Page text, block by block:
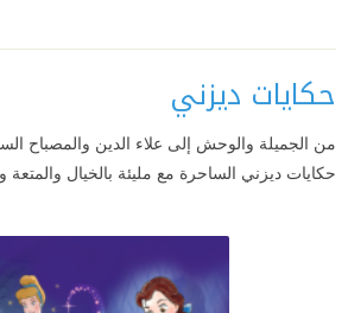
حكايات ديزني
من الجميلة والوحش إلى علاء الدين والمصباح
حكايات ديزني الساحرة مع مليئة بالخيال والمتعة